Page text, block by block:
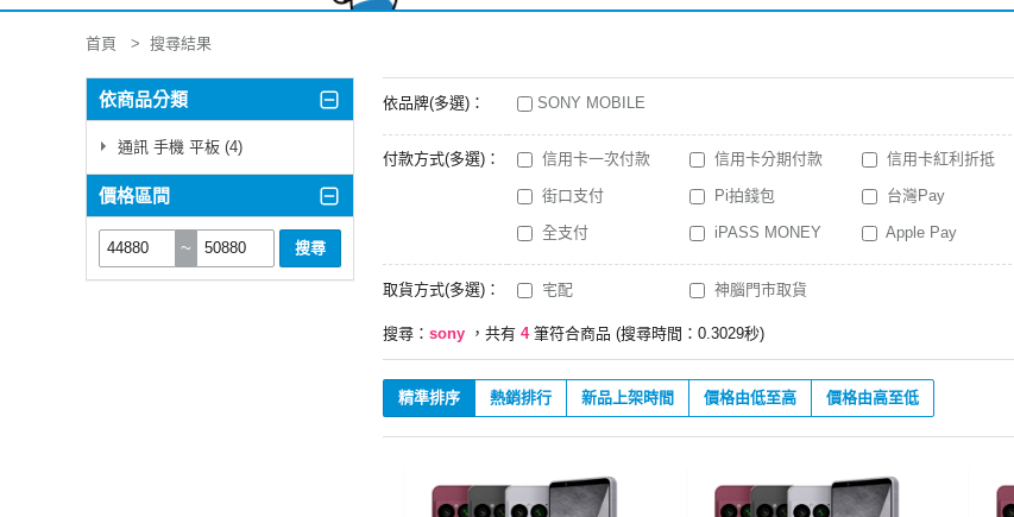
首頁 搜尋結果
依商品分類
通訊 手機 平板 (4)
價格區間
~ 搜尋
依品牌(多選)： SONY MOBILE
付款方式(多選)： 信用卡一次付款 信用卡分期付款 信用卡紅利折抵
街口支付 Pi拍錢包 台灣Pay
全支付 iPASS MONEY Apple Pay
取貨方式(多選)： 宅配 神腦門市取貨
搜尋： sony ，共有 4筆符合商品 (搜尋時間：0.3029秒)
精準排序 熱銷排行 新品上架時間 價格由低至高 價格由高至低